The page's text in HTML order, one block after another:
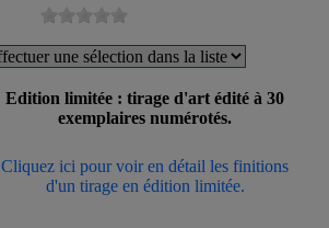
Edition limitée : tirage d'art édité à 30
exemplaires numérotés.
Cliquez ici pour voir en détail les finitions
d'un tirage en édition limitée.